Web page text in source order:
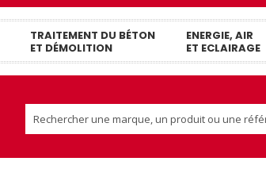
TRAITEMENT DU BÉTON
ET DÉMOLITION
ENERGIE, AIR
ET ECLAIRAGE